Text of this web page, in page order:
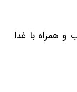
و همراه با غذا